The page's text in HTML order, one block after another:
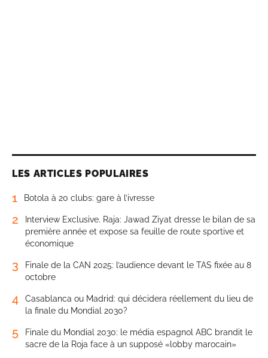
LES ARTICLES POPULAIRES
1 Botola à 20 clubs: gare à l’ivresse
2
Interview Exclusive. Raja: Jawad Ziyat dresse le bilan de sa
première année et expose sa feuille de route sportive et
économique
3
Finale de la CAN 2025: l’audience devant le TAS fixée au 8
octobre
4
Casablanca ou Madrid: qui décidera réellement du lieu de
la finale du Mondial 2030?
5
Finale du Mondial 2030: le média espagnol ABC brandit le
sacre de la Roja face à un supposé «lobby marocain»